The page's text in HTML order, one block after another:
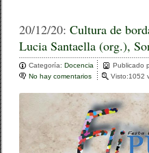
c
e
b
o
o
k
tt
er
m
p
ar
tir
20/12/20:Cultura de
Lucia Santaella (org.),
Categoría:Docencia Publicado
No hay comentarios
u
l
t
u
Visto:1052